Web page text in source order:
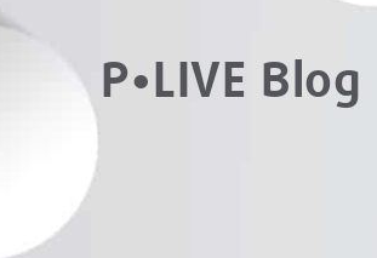
P•LIVE Blog